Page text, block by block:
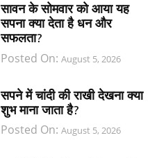
सावन के सोमवार को आया यह
सपना क्या देता है धन और
सफलता?
Posted On:August 5, 2026
सपने में चांदी की राखी देखना क्या
शुभ माना जाता है?
Posted On:August 5, 2026